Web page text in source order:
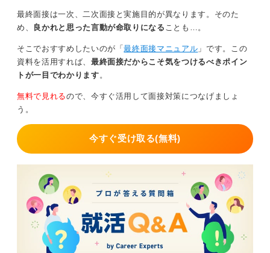
最終面接は一次、二次面接と実施目的が異なります。そのた
め、
良かれと思った言動が命取りになる ことも…。
そこでおすすめしたいのが「最終面接マニュアル 」です。この
資料を活用すれば、 最終面接だからこそ気をつけるべきポイン
トが一目でわかります。
無料で見れるので、今すぐ活用して面接対策につなげましょ
う。
今すぐ受け取る(無料)